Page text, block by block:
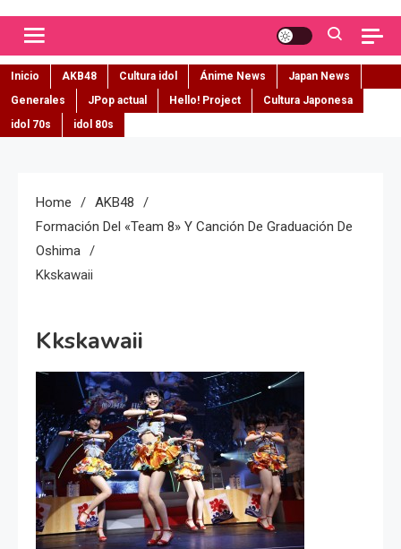
Inicio AKB48 Cultura idol Ánime News
Japan News
Generales
JPop actual Hello! Project
Cultura Japonesa
idol 70s
idol 80s
Home
AKB48
Formación Del «Team 8» Y Canción De Graduación De
Oshima
Kkskawaii
Kkskawaii